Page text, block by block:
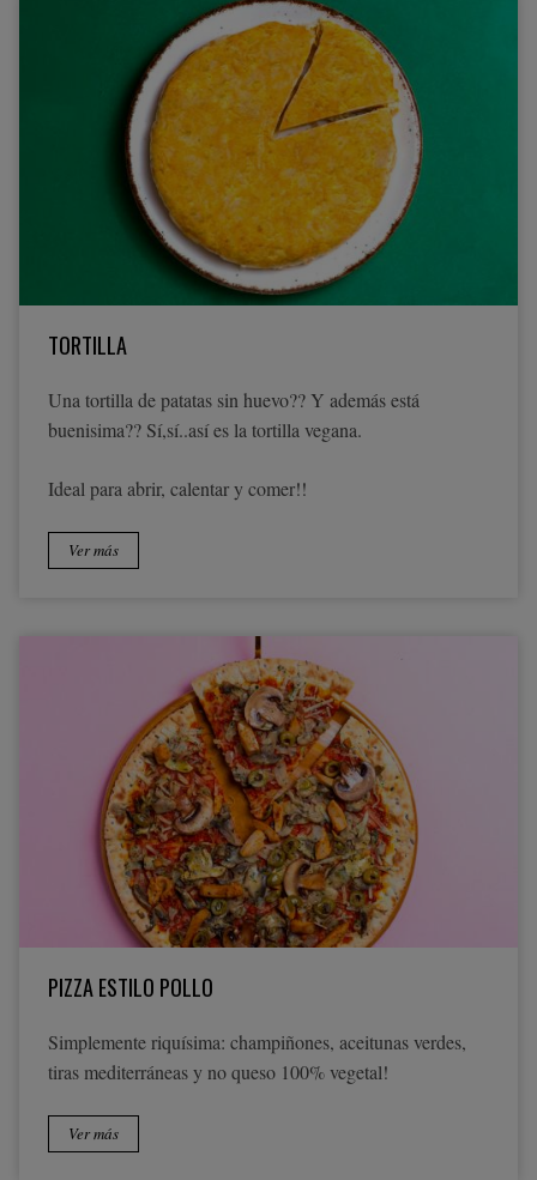
TORTILLA
Una tortilla de patatas sin huevo?? Y además está
buenisima?? Sí,sí..así es la tortilla vegana.
Ideal para abrir, calentar y comer!!
Ver más
PIZZA ESTILO POLLO
Simplemente riquísima: champiñones, aceitunas verdes,
tiras mediterráneas y no queso 100% vegetal!
Ver más